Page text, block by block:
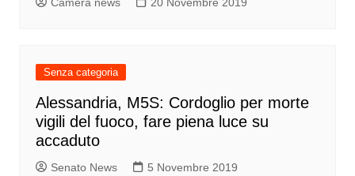
Senza categoria
Alessandria, M5S: Cordoglio per morte
vigili del fuoco, fare piena luce su
accaduto
Senato News 5 Novembre 2019